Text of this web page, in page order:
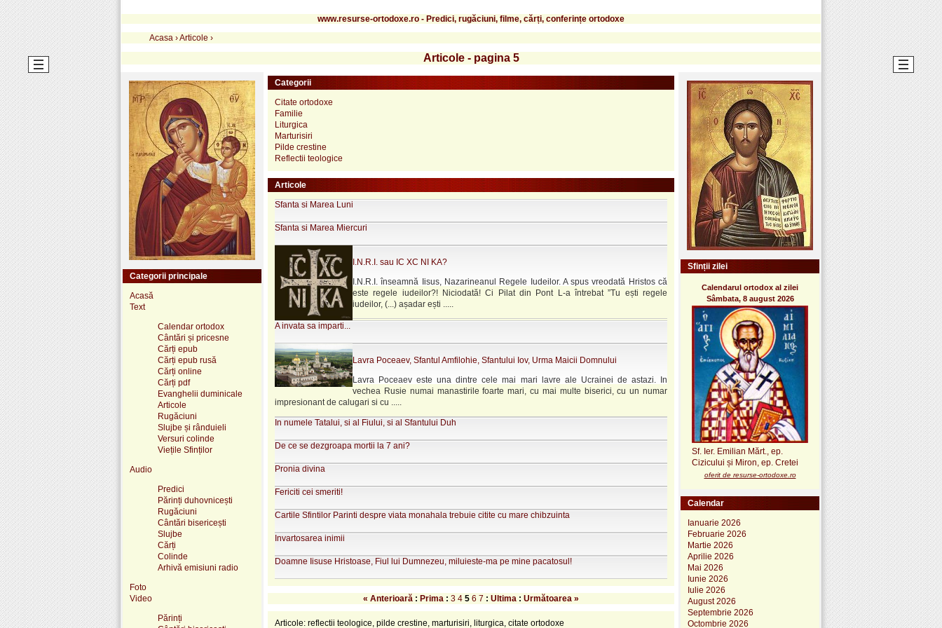
www.resurse-ortodoxe.ro - Predici, rugăciuni, filme, cărți, conferințe ortodoxe
Acasa ›Articole ›
Articole - pagina 5
Categorii principale
Acasă
Text
Calendar ortodox
Cântări și pricesne
Cărți epub
Cărți epub rusă
Cărți online
Cărți pdf
Evanghelii duminicale
Articole
Rugăciuni
Slujbe și rânduieli
Versuri colinde
Viețile Sfinților
Audio
Predici
Părinți duhovnicești
Rugăciuni
Cântări bisericești
Slujbe
Cărți
Colinde
Arhivă emisiuni radio
Foto
Video
Părinți
Categorii
Citate ortodoxe
Familie
Liturgica
Marturisiri
Pilde crestine
Reflectii teologice
Articole
Sfanta si Marea Luni
Sfanta si Marea Miercuri
I.N.R.I. sau IC XC NI KA?
I.N.R.I. înseamnă Iisus, Nazarineanul Regele Iudeilor. A spus vreodată Hristos că
este regele iudeilor?! Niciodată! Ci Pilat din Pont L-a întrebat ”Tu ești regele
iudeilor, (...) așadar ești .....
A invata sa imparti...
Lavra Poceaev, Sfantul Amfilohie, Sfantului Iov, Urma Maicii Domnului
Lavra Poceaev este una dintre cele mai mari lavre ale Ucrainei de astazi. In
vechea Rusie numai manastirile foarte mari, cu mai multe biserici, cu un numar
impresionant de calugari si cu .....
In numele Tatalui, si al Fiului, si al Sfantului Duh
De ce se dezgroapa mortii la 7 ani?
Pronia divina
Fericiti cei smeriti!
Cartile Sfintilor Parinti despre viata monahala trebuie citite cu mare chibzuinta
Invartosarea inimii
Doamne Iisuse Hristoase, Fiul lui Dumnezeu, miluieste-ma pe mine pacatosul!
« Anterioară : Prima : 3 4 5 6 7 : Ultima : Următoarea »
Articole: reflectii teologice, pilde crestine, marturisiri, liturgica, citate ortodoxe
Sfinții zilei
Calendarul ortodox al zilei
Sâmbata, 8 august 2026
Sf. Ier. Emilian Mărt., ep.
Cizicului și Miron, ep. Cretei
oferit de resurse-ortodoxe.ro
Calendar
Ianuarie 2026
Februarie 2026
Martie 2026
Aprilie 2026
Mai 2026
Iunie 2026
Iulie 2026
August 2026
Septembrie 2026
Octombrie 2026